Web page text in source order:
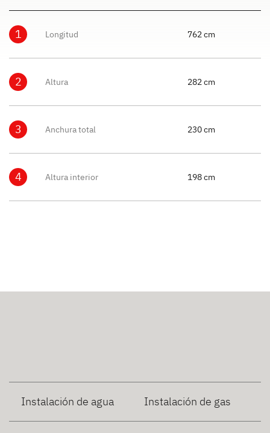
1 Longitud 762 cm
2 Altura 282 cm
3 Anchura total 230 cm
4 Altura interior 198 cm
Instalación de agua Instalación de gas